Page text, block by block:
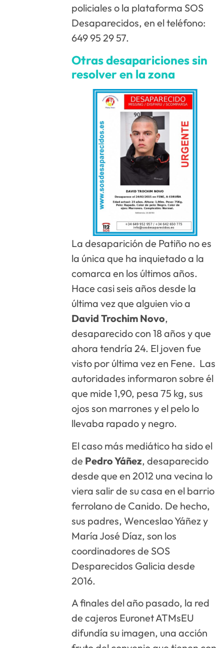
policiales o la plataforma SOS
Desaparecidos, en el teléfono:
649 95 29 57.
Otras desapariciones sin
resolver en la zona
La desaparición de Patiño no es
la única que ha inquietado a la
comarca en los últimos años.
Hace casi seis años desde la
última vez que alguien vio a
David Trochim Novo,
desaparecido con 18 años y que
ahora tendría 24. El joven fue
visto por última vez en Fene. Las
autoridades informaron sobre él
que mide 1,90, pesa 75 kg, sus
ojos son marrones y el pelo lo
llevaba rapado y negro.
El caso más mediático ha sido el
de Pedro Yáñez, desaparecido
desde que en 2012 una vecina lo
viera salir de su casa en el barrio
ferrolano de Canido. De hecho,
sus padres, Wenceslao Yáñez y
María José Díaz, son los
coordinadores de SOS
Desparecidos Galicia desde
2016.
A finales del año pasado, la red
de cajeros Euronet ATMsEU
difundía su imagen, una acción